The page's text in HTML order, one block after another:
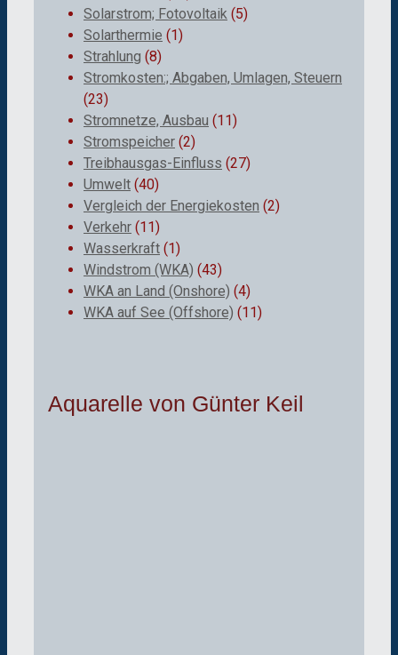
Solarstrom; Fotovoltaik (5)
Solarthermie (1)
Strahlung (8)
Stromkosten:; Abgaben, Umlagen, Steuern
(23)
Stromnetze, Ausbau (11)
Stromspeicher (2)
Treibhausgas-Einfluss (27)
Umwelt (40)
Vergleich der Energiekosten (2)
Verkehr (11)
Wasserkraft (1)
Windstrom (WKA) (43)
WKA an Land (Onshore) (4)
WKA auf See (Offshore) (11)
Aquarelle von Günter Keil